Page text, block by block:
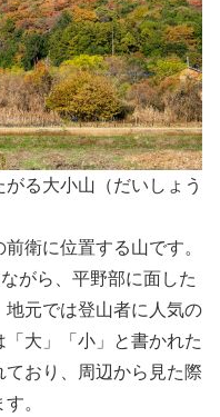
る大小山（だいしょう
衛に位置する山です。
がら、平野部に面した
元では登山者に人気の
大」「小」と書かれた
おり、周辺から見た際
。